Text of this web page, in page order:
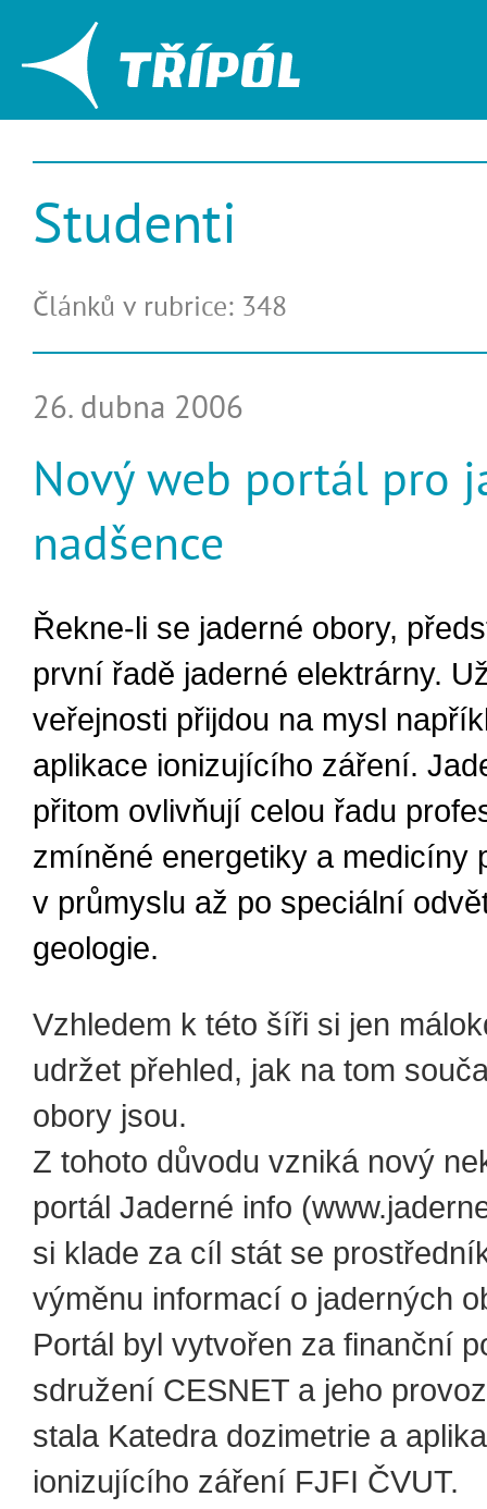
Studenti
Článků v rubrice: 348
26. dubna 2006
Nový web portál pro
nadšence
Řekne-li se jaderné obory,
první řadě jaderné elektrárny.
veřejnosti přijdou na mysl
aplikace ionizujícího záření.
přitom ovlivňují celou řadu
zmíněné energetiky a medicíny
v průmyslu až po speciální
geologie.
Vzhledem k této šíři si jen
udržet přehled, jak na tom
obory jsou.
Z tohoto důvodu vzniká nový
portál Jaderné info
si klade za cíl stát se
výměnu informací o jaderných
Portál byl vytvořen za finanční
sdružení CESNET a jeho
stala Katedra dozimetrie a
ionizujícího záření FJFI ČVUT.